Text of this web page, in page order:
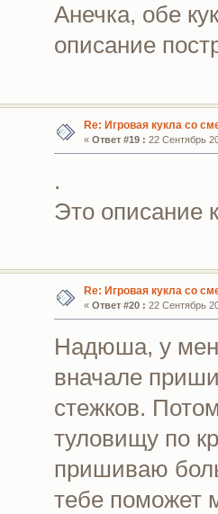
Анечка, обе
описание
Re: Игровая кукла со
« Ответ #19 : 22 Сентябрь
.
Это описание
Re: Игровая кукла со
« Ответ #20 : 22 Сентябрь
Надюша, у
вначале
стежков.
туловищу по
пришиваю
тебе поможет